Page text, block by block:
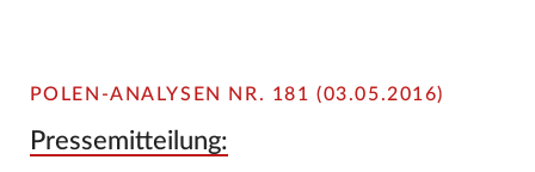
POLEN-ANALYSEN NR. 181 (03.05.2016)
Pressemitteilung: